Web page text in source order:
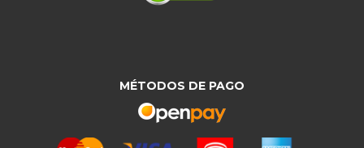
MÉTODOS DE PAGO